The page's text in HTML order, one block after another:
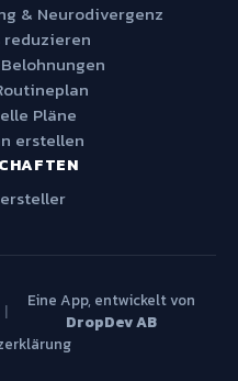
& Neurodivergenz
reduzieren
Pläne
erstellen
|
Eine App, entwickelt von
DropDev AB